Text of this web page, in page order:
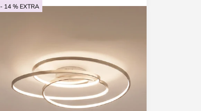
- 14 % EXTRA